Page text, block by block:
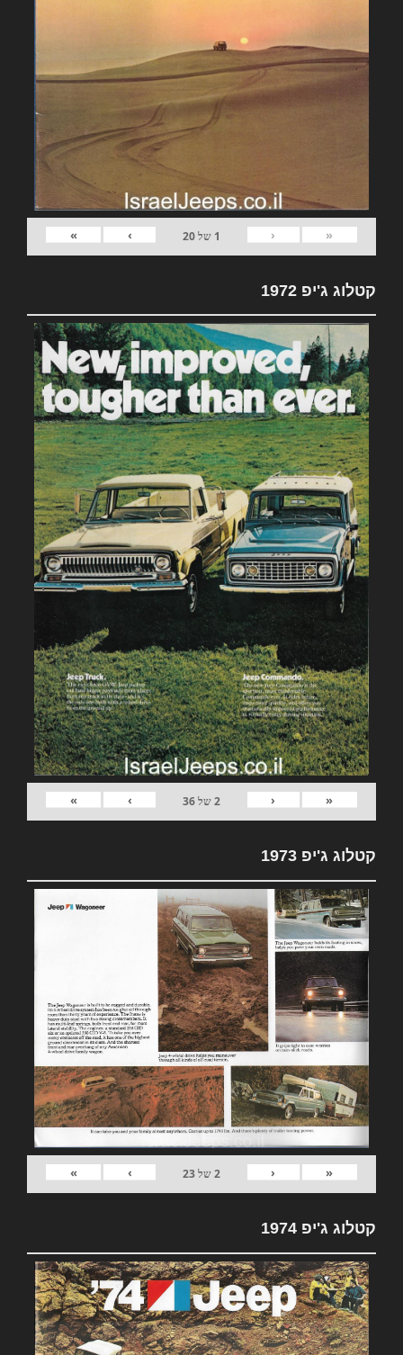
«
‹
1 של20
›
»
קטלוג ג'יפ 1972
«
‹
2של36
›
»
קטלוג ג'יפ 1973
«
‹
2של23
›
»
קטלוג ג'יפ 1974